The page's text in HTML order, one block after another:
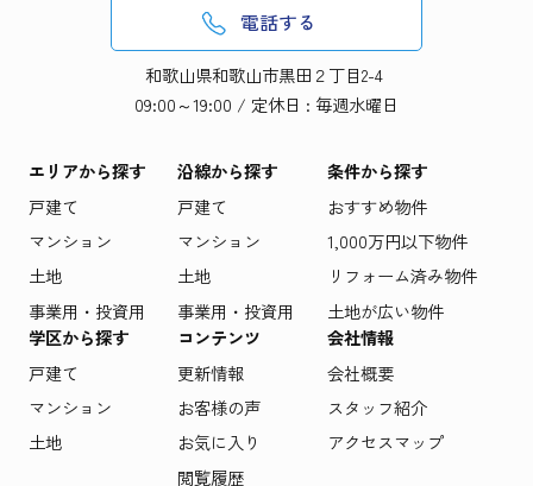
電話する
和歌山県和歌山市黒田２丁目2-4
09:00～19:00 / 定休日 : 毎週水曜日
エリアから探す
戸建て
マンション
土地
事業用・投資用
沿線から探す
戸建て
マンション
土地
事業用・投資用
条件から探す
おすすめ物件
1,000万円以下物件
リフォーム済み物件
土地が広い物件
学区から探す
戸建て
マンション
土地
コンテンツ
更新情報
お客様の声
お気に入り
閲覧履歴
会社情報
会社概要
スタッフ紹介
アクセスマップ